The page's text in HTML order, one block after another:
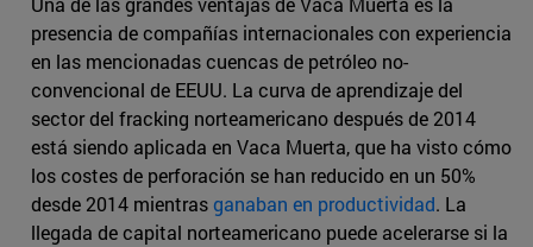
presencia de compañías internacionales con experiencia
en las mencionadas cuencas de petróleo no-
convencional de EEUU. La curva de aprendizaje del
sector del fracking norteamericano después de 2014
está siendo aplicada en Vaca Muerta, que ha visto cómo
los costes de perforación se han reducido en un 50%
desde 2014 mientrasganaban en productividad. La
llegada de capital norteamericano puede acelerarse si la